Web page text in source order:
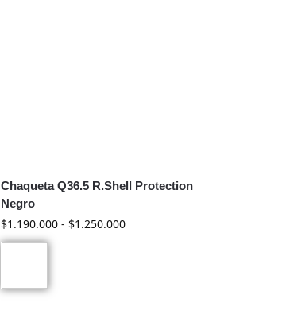
Chaqueta Q36.5 R.Shell Protection
Negro
$1.190.000 - $1.250.000